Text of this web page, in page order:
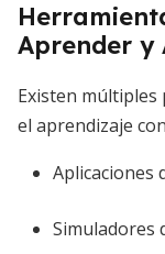
Aprender y
Existen
el aprendizaje
Aplicaciones
Simuladores